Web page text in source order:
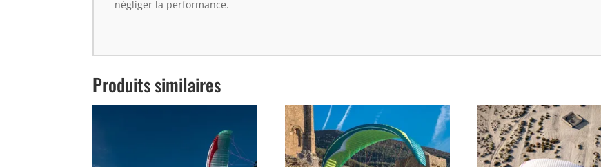
négliger la performance.
Produits similaires